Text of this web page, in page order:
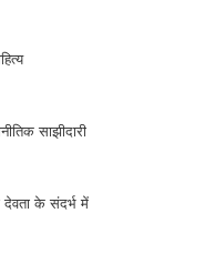
साझीदारी
देवता के संदर्भ में